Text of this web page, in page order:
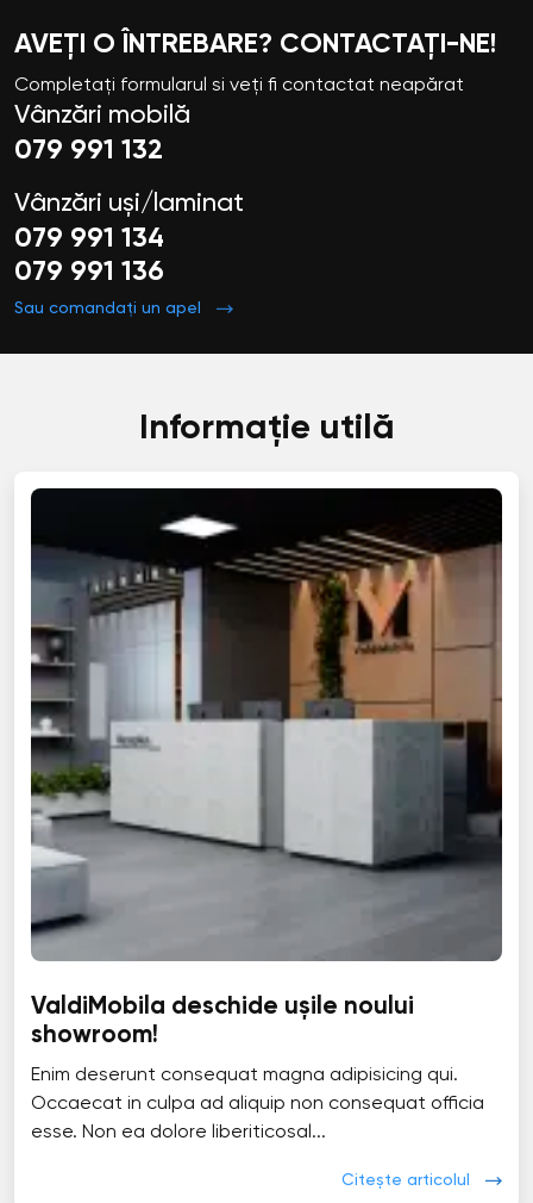
AVEȚI O ÎNTREBARE? CONTACTAȚI-NE!
Completați formularul si veți fi contactat neapărat
Vânzări mobilă
079 991 132
Vânzări uși/laminat
079 991 134
079 991 136
Sau comandați un apel
Informație utilă
ValdiMobila deschide ușile noului
showroom!
Enim deserunt consequat magna adipisicing qui.
Occaecat in culpa ad aliquip non consequat officia
esse. Non ea dolore liberiticosal...
Citește articolul